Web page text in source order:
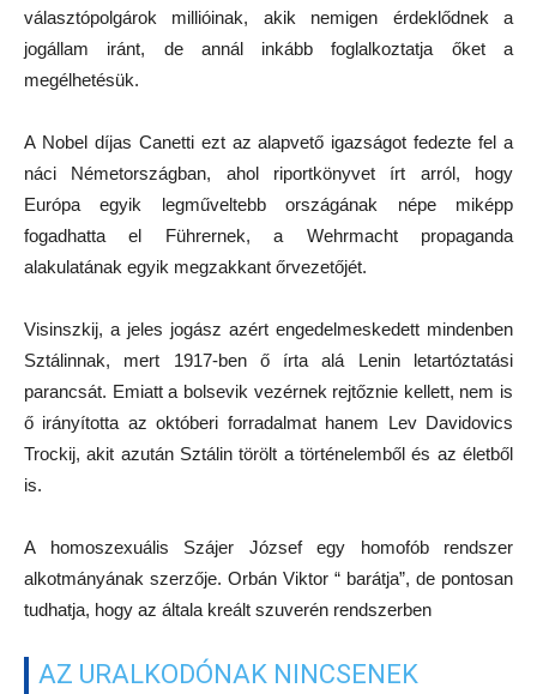
választópolgárok millióinak, akik nemigen érdeklődnek a
jogállam iránt, de annál inkább foglalkoztatja őket a
megélhetésük.
A Nobel díjas Canetti ezt az alapvető igazságot fedezte fel a
náci Németországban, ahol riportkönyvet írt arról, hogy
Európa egyik legműveltebb országának népe miképp
fogadhatta el Führernek, a Wehrmacht propaganda
alakulatának egyik megzakkant őrvezetőjét.
Visinszkij, a jeles jogász azért engedelmeskedett mindenben
Sztálinnak, mert 1917-ben ő írta alá Lenin letartóztatási
parancsát. Emiatt a bolsevik vezérnek rejtőznie kellett, nem is
ő irányította az októberi forradalmat hanem Lev Davidovics
Trockij, akit azután Sztálin törölt a történelemből és az életből
is.
A homoszexuális Szájer József egy homofób rendszer
alkotmányának szerzője. Orbán Viktor “ barátja”, de pontosan
tudhatja, hogy az általa kreált szuverén rendszerben
AZ URALKODÓNAK NINCSENEK